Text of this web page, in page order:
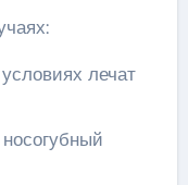
лечат